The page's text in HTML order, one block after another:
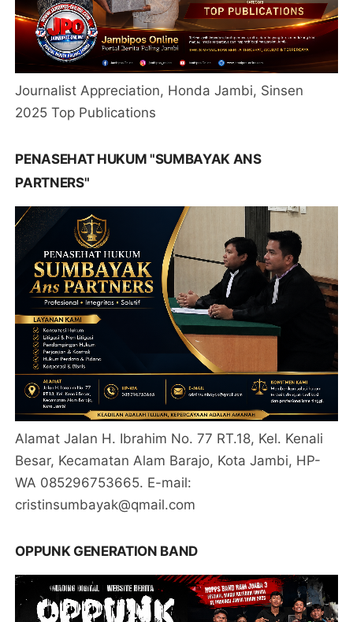
Journalist Appreciation, Honda Jambi, Sinsen
2025 Top Publications
PENASEHAT HUKUM "SUMBAYAK ANS
PARTNERS"
Alamat Jalan H. Ibrahim No. 77 RT.18, Kel. Kenali
Besar, Kecamatan Alam Barajo, Kota Jambi, HP-
WA 085296753665. E-mail:
cristinsumbayak@qmail.com
OPPUNK GENERATION BAND